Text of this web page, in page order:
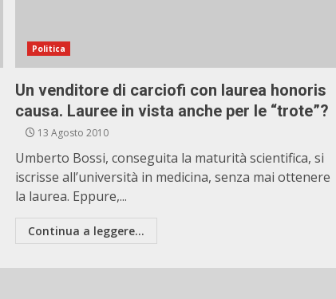
Politica
Un venditore di carciofi con laurea honoris
causa. Lauree in vista anche per le “trote”?
13 Agosto 2010
Umberto Bossi, conseguita la maturità scientifica, si
iscrisse all’università in medicina, senza mai ottenere
la laurea. Eppure,...
Continua a leggere...